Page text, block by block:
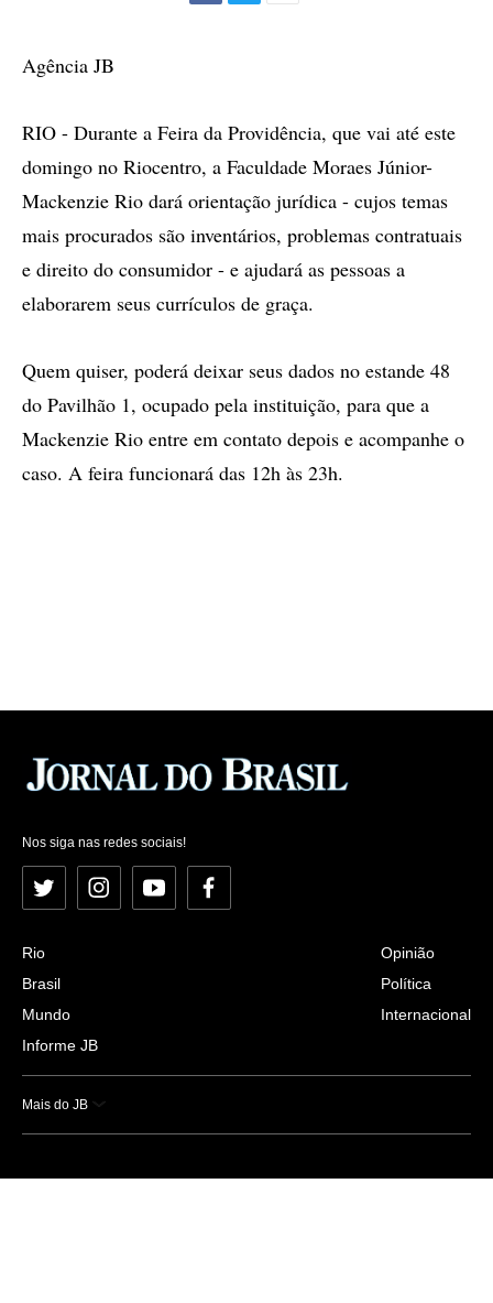
Agência JB
RIO - Durante a Feira da Providência, que vai até este
domingo no Riocentro, a Faculdade Moraes Júnior-
Mackenzie Rio dará orientação jurídica - cujos temas
mais procurados são inventários, problemas contratuais
e direito do consumidor - e ajudará as pessoas a
elaborarem seus currículos de graça.
Quem quiser, poderá deixar seus dados no estande 48
do Pavilhão 1, ocupado pela instituição, para que a
Mackenzie Rio entre em contato depois e acompanhe o
caso. A feira funcionará das 12h às 23h.
Nos siga nas redes sociais!
Twitter InstagramYouTubeFacebook
Rio
Brasil
Mundo
Informe JB
Opinião
Política
Internacional
Mais do JB
Esportes